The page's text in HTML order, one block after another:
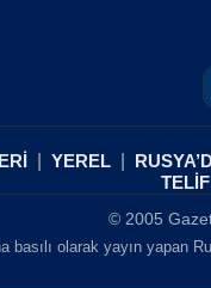
YEREL
© 2005
basılı olarak yayın yapan